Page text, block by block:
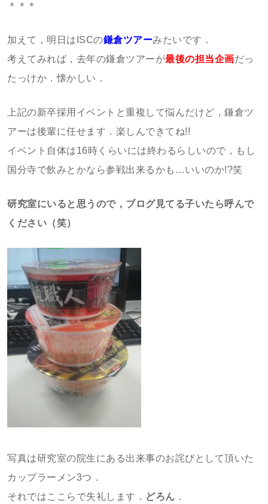
＊＊＊
加えて，明日はISCの鎌倉ツアーみたいです．
考えてみれば，去年の鎌倉ツアーが最後の担当企画だっ
たっけか．懐かしい．
上記の新卒採用イベントと重複して悩んだけど，鎌倉ツ
アーは後輩に任せます．楽しんできてね!!
イベント自体は16時くらいには終わるらしいので，もし
国分寺で飲みとかなら参戦出来るかも…いいのか!?笑
研究室にいると思うので，ブログ見てる子いたら呼んで
ください（笑）
写真は研究室の院生にある出来事のお詫びとして頂いた
カップラーメン3つ．
それではここらで失礼します． どろん ．